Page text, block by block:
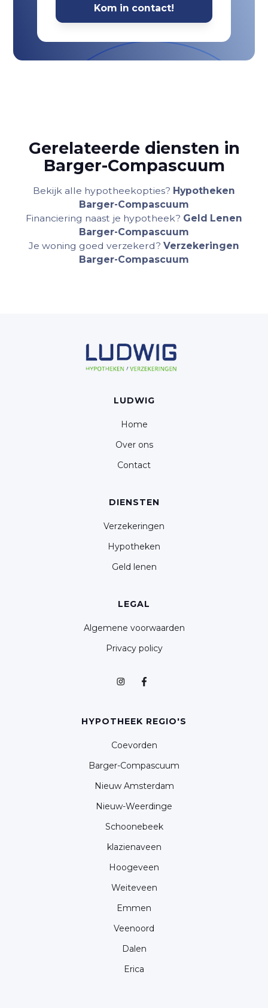
Gerelateerde diensten in
Barger-Compascuum
Bekijk alle hypotheekopties? Hypotheken
Barger-Compascuum
Financiering naast je hypotheek? Geld Lenen
Barger-Compascuum
Je woning goed verzekerd? Verzekeringen
Barger-Compascuum
LUDWIG
Home
Over ons
Contact
DIENSTEN
Verzekeringen
Hypotheken
Geld lenen
LEGAL
Algemene voorwaarden
Privacy policy
HYPOTHEEK REGIO'S
Coevorden
Barger-Compascuum
Nieuw Amsterdam
Nieuw-Weerdinge
Schoonebeek
klazienaveen
Hoogeveen
Weiteveen
Emmen
Veenoord
Dalen
Erica